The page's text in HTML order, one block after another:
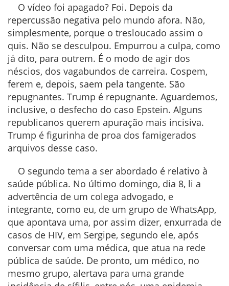
O vídeo foi apagado? Foi. Depois da
repercussão negativa pelo mundo afora. Não,
simplesmente, porque o tresloucado assim o
quis. Não se desculpou. Empurrou a culpa, como
já dito, para outrem. É o modo de agir dos
néscios, dos vagabundos de carreira. Cospem,
ferem e, depois, saem pela tangente. São
repugnantes. Trump é repugnante. Aguardemos,
inclusive, o desfecho do caso Epstein. Alguns
republicanos querem apuração mais incisiva.
Trump é figurinha de proa dos famigerados
arquivos desse caso.
O segundo tema a ser abordado é relativo à
saúde pública. No último domingo, dia 8, li a
advertência de um colega advogado, e
integrante, como eu, de um grupo de WhatsApp,
que apontava uma, por assim dizer, enxurrada de
casos de HIV, em Sergipe, segundo ele, após
conversar com uma médica, que atua na rede
pública de saúde. De pronto, um médico, no
mesmo grupo, alertava para uma grande